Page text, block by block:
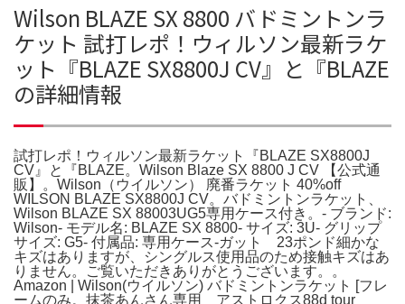
Wilson BLAZE SX 8800 バドミントンラ
ケット 試打レポ！ウィルソン最新ラケ
ット『BLAZE SX8800J CV』と『BLAZE
の詳細情報
試打レポ！ウィルソン最新ラケット『BLAZE SX8800J
CV』と『BLAZE。Wilson Blaze SX 8800 J CV 【公式通
販】。Wilson（ウイルソン） 廃番ラケット 40%off
WILSON BLAZE SX8800J CV。バドミントンラケット、
Wilson BLAZE SX 88003UG5専用ケース付き。- ブランド:
Wilson- モデル名: BLAZE SX 8800- サイズ: 3U- グリップ
サイズ: G5- 付属品: 専用ケース-ガット 23ポンド細かな
キズはありますが、シングルス使用品のため接触キズはあ
りません。ご覧いただきありがとうございます。。
Amazon | Wilson(ウイルソン) バドミントンラケット [フレ
ームのみ。抹茶あんさん専用 アストロクス88d tour